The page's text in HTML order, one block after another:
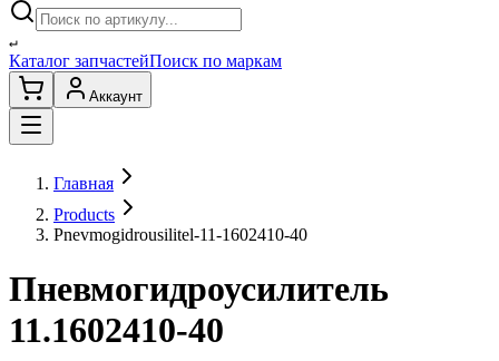
↵
Каталог запчастейПоиск по маркам
Аккаунт
Главная
Products
Pnevmogidrousilitel-11-1602410-40
Пневмогидроусилитель
11.1602410-40